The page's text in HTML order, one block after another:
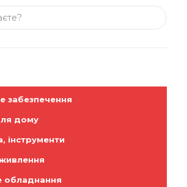
забезпечення
дому
інструменти
обладнання